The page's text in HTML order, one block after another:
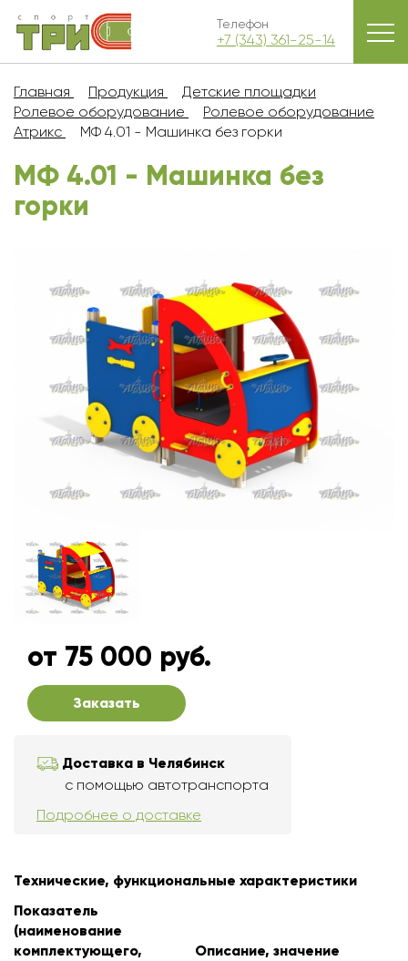
Телефон
+7 (343) 361-25-14
Главная Продукция
Детские площадки
Ролевое оборудование
Ролевое оборудование
Атрикс
МФ 4.01 - Машинка без горки
МФ 4.01 - Машинка без
горки
от 75 000 руб.
Заказать
Доставка в Челябинск
с помощью автотранспорта
Подробнее о доставке
Технические, функциональные характеристики
Показатель
(наименование
комплектующего,
Описание, значение